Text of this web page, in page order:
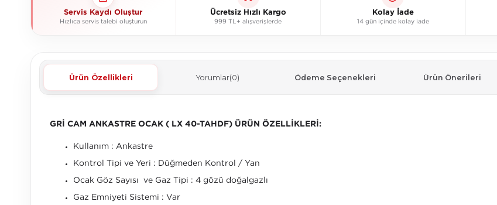
Servis Kaydı Oluştur
Hızlıca servis talebi oluşturun
Ücretsiz Hızlı Kargo
999 TL+ alışverişlerde
Kolay İade
14 gün içinde kolay iade
Ürün Özellikleri Yorumlar(0) Ödeme Seçenekleri Ürün Önerileri
GRİ CAM ANKASTRE OCAK ( LX 40-TAHDF) ÜRÜN ÖZELLİKLERİ:
Kullanım : Ankastre
Kontrol Tipi ve Yeri : Düğmeden Kontrol / Yan
Ocak Göz Sayısı ve Gaz Tipi : 4 gözü doğalgazlı
Gaz Emniyeti Sistemi : Var